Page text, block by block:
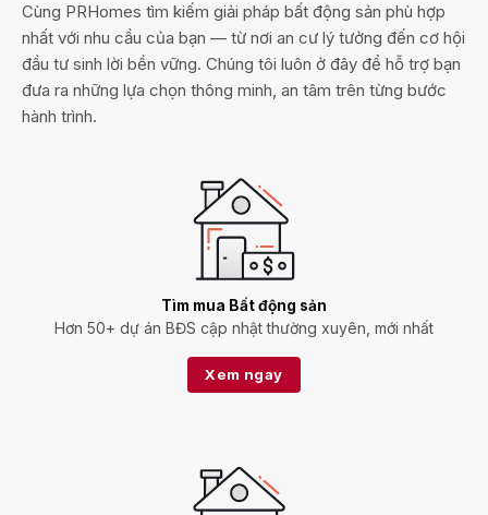
Cùng PRHomes tìm kiếm giải pháp bất động sản phù hợp
nhất với nhu cầu của bạn — từ nơi an cư lý tưởng đến cơ hội
đầu tư sinh lời bền vững. Chúng tôi luôn ở đây để hỗ trợ bạn
đưa ra những lựa chọn thông minh, an tâm trên từng bước
hành trình.
Tìm mua Bất động sản
Hơn 50+ dự án BĐS cập nhật thường xuyên, mới nhất
Xem ngay